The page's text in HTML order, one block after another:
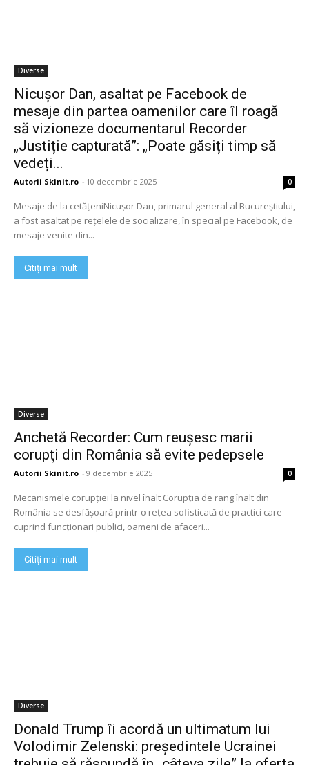
Diverse
Nicușor Dan, asaltat pe Facebook de
mesaje din partea oamenilor care îl roagă
să vizioneze documentarul Recorder
„Justiție capturată”: „Poate găsiți timp să
vedeți...
Autorii Skinit.ro - 10 decembrie 2025 0
Mesaje de la cetățeniNicușor Dan, primarul general al Bucureștiului,
a fost asaltat pe rețelele de socializare, în special pe Facebook, de
mesaje venite din...
Citiți mai mult
Diverse
Anchetă Recorder: Cum reuşesc marii
corupţi din România să evite pedepsele
Autorii Skinit.ro - 9 decembrie 2025 0
Mecanismele corupției la nivel înalt Corupția de rang înalt din
România se desfășoară printr-o rețea sofisticată de practici care
cuprind funcționari publici, oameni de afaceri...
Citiți mai mult
Diverse
Donald Trump îi acordă un ultimatum lui
Volodimir Zelenski: președintele Ucrainei